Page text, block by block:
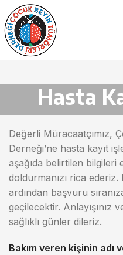
Hasta
Değerli Müracaatçımız,
Derneği’ne hasta kayıt
aşağıda belirtilen
doldurmanızı rica ederiz.
ardından başvuru
geçilecektir. Anlayışınız
sağlıklı günler dileriz.
Bakım veren kişinin adı